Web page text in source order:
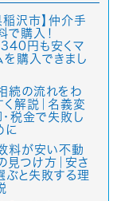
稲沢市】仲介手
で購入！
円も安くマ
を購入できまし
続の流れをわ
く解説｜名義変
・税金で失敗し
に
料が安い不動
見つけ方｜安さ
ぶと失敗する理